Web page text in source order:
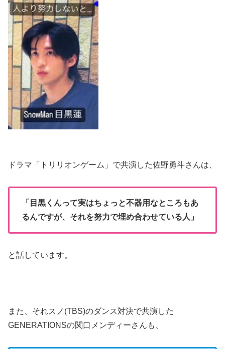
ドラマ「トリリオンゲーム」で共演した佐野勇斗さんは、
「目黒くんって実はちょっと不器用なところもあ
るんですが、それを努力で埋め合わせている人」
と話しています。
また、それスノ(TBS)のダンス対決で共演した
GENERATIONSの関口メンディーさんも、